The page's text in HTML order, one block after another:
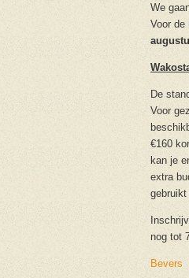
We
Voor de
De
Voor
€160
kan je
extra
nog tot
Bevers